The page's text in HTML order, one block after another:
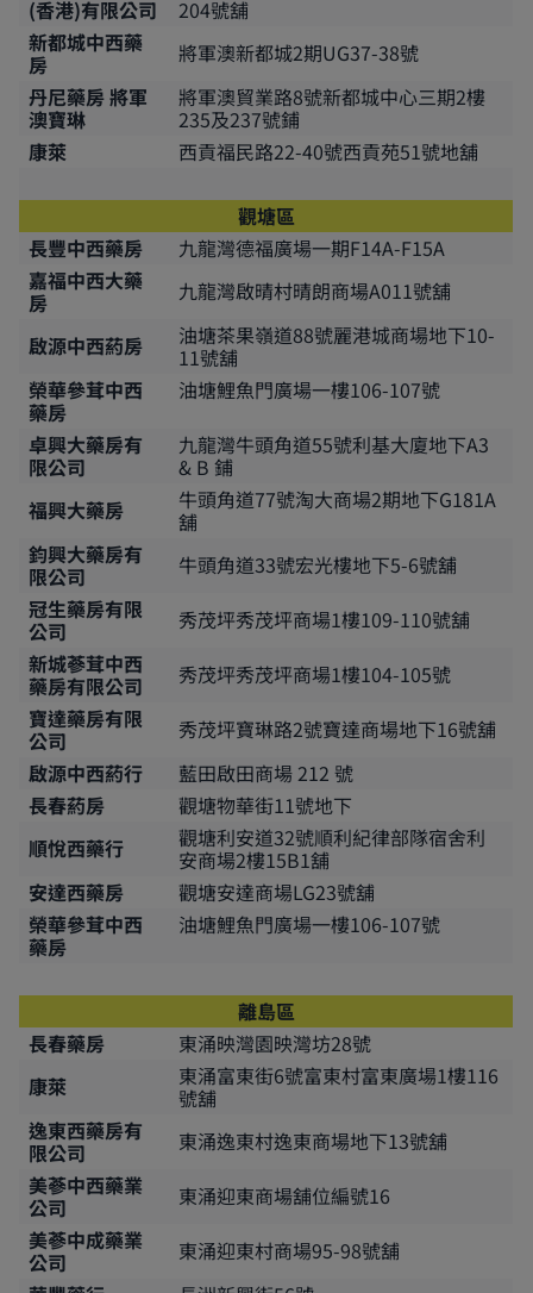
(香港)有限公司
204號舖
新都城中西藥
房
將軍澳新都城2期UG37-38號
丹尼藥房 將軍
澳寶琳
將軍澳貿業路8號新都城中心三期2樓
235及237號鋪
康萊
西貢福民路22-40號西貢苑51號地舖
觀塘區
長豐中西藥房
九龍灣德福廣場一期F14A-F15A
嘉福中西大藥
房
九龍灣啟晴村晴朗商場A011號舖
啟源中西葯房
油塘茶果嶺道88號麗港城商場地下10-
11號舖
榮華參茸中西
藥房
油塘鯉魚門廣場一樓106-107號
卓興大藥房有
限公司
九龍灣牛頭角道55號利基大廈地下A3
& B 鋪
福興大藥房
牛頭角道77號淘大商場2期地下G181A
舖
鈞興大藥房有
限公司
牛頭角道33號宏光樓地下5-6號舖
冠生藥房有限
公司
秀茂坪秀茂坪商場1樓109-110號舖
新城蔘茸中西
藥房有限公司
秀茂坪秀茂坪商場1樓104-105號
寶達藥房有限
公司
秀茂坪寶琳路2號寶達商場地下16號舖
啟源中西葯行
藍田啟田商場 212 號
長春葯房
觀塘物華街11號地下
順悅西藥行
觀塘利安道32號順利紀律部隊宿舍利
安商場2樓15B1舖
安達西藥房
觀塘安達商場LG23號舖
榮華參茸中西
藥房
油塘鯉魚門廣場一樓106-107號
離島區
長春藥房
東涌映灣園映灣坊28號
康萊
東涌富東街6號富東村富東廣場1樓116
號舖
逸東西藥房有
限公司
東涌逸東村逸東商場地下13號舖
美蔘中西藥業
公司
東涌迎東商場舖位編號16
美蔘中成藥業
公司
東涌迎東村商場95-98號舖